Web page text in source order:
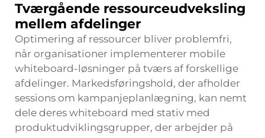
Tværgående ressourceudveksling
mellem afdelinger
Optimering af ressourcer bliver problemfri,
når organisationer implementerer mobile
whiteboard-løsninger på tværs af forskellige
afdelinger. Markedsføringshold, der afholder
sessions om kampanjeplanlægning, kan nemt
dele deres whiteboard med stativ med
produktudviklingsgrupper, der arbejder på